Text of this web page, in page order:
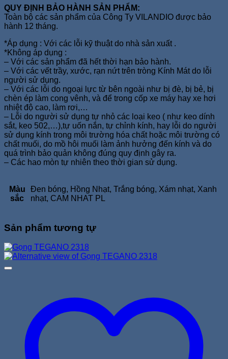
QUY ĐỊNH BẢO HÀNH SẢN PHẨM:
Toàn bộ các sản phẩm của Công Ty VILANDIO được bảo
hành 12 tháng.
*Áp dụng : Với các lỗi kỹ thuật do nhà sản xuất .
*Không áp dụng :
– Với các sản phẩm đã hết thời hạn bảo hành.
– Với các vết trầy, xước, rạn nứt trên tròng Kính Mát do lỗi
người sử dụng.
– Với các lỗi do ngoại lực từ bên ngoài như bị đè, bị bẻ, bị
chèn ép làm cong vênh, và để trong cốp xe máy hay xe hơi
nhiệt độ cao, làm rơi,…
– Lỗi do người sử dụng tự nhỏ các loại keo ( như keo dính
sắt, keo 502,…),tự uốn nắn, tự chỉnh kính, hay lỗi do người
sử dụng kính trong môi trường hóa chất hoặc môi trường có
chất muối, do mồ hôi muối làm ảnh hưởng đến kính và do
quá trình bảo quản không đúng quy định gây ra.
– Các hao mòn tự nhiên theo thời gian sử dụng.
Màu
sắc
Đen bóng, Hồng Nhạt, Trắng bóng, Xám nhạt, Xanh
nhạt, CAM NHAT PL
Sản phẩm tương tự